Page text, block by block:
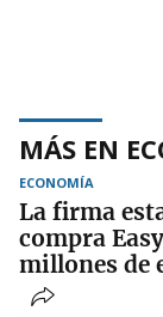
MÁS EN
ECONOMÍA
La firma
compra
millones de